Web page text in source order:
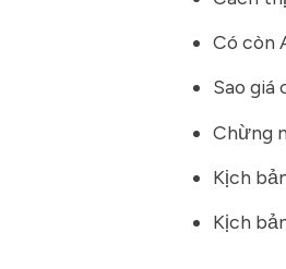
Có còn
Sao giá
Chừng
Kịch
Kịch